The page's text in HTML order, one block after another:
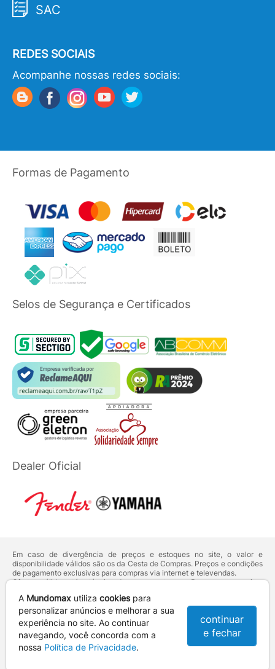
SAC
REDES SOCIAIS
Acompanhe nossas redes sociais:
Formas de Pagamento
Selos de Segurança e Certificados
Dealer Oficial
Em caso de divergência de preços e estoques no site, o valor e
disponibilidade válidos são os da Cesta de Compras. Preços e condições
de pagamento exclusivas para compras via internet e televendas.
Ofertas válidas até o término de nossos estoques. Para compras acima
deVenda Corporativa.
Os preços apresentados no site prevalecem sobre outros anunciados em
qualquer outro meio de comunicação ou sites de buscas. Código de
Defesa do Consumidor:Lei nº 8.078.
Vendas sujeitas à confirmação de dados e análises de crédito e risco.
A Mundomax utiliza cookiespara
personalizar anúncios e melhorar a sua
experiência no site. Ao continuar
navegando, você concorda com a
nossa Política de Privacidade.
continuar
e fechar